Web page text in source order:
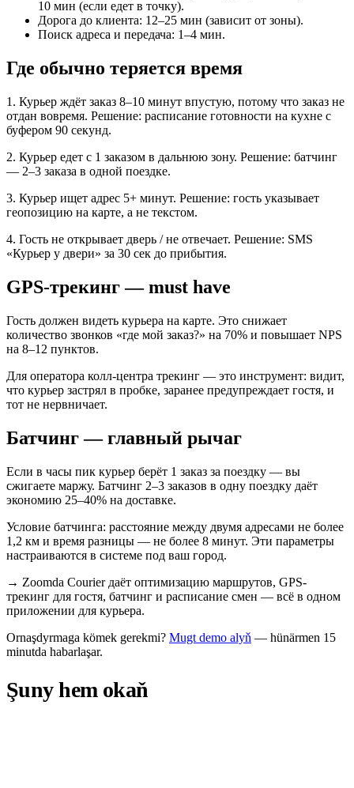
10 мин (если едет в точку).
Дорога до клиента: 12–25 мин (зависит от зоны).
Поиск адреса и передача: 1–4 мин.
Где обычно теряется время
1. Курьер ждёт заказ 8–10 минут впустую, потому что заказ не
отдан вовремя. Решение: расписание готовности на кухне с
буфером 90 секунд.
2. Курьер едет с 1 заказом в дальнюю зону. Решение: батчинг
— 2–3 заказа в одной поездке.
3. Курьер ищет адрес 5+ минут. Решение: гость указывает
геопозицию на карте, а не текстом.
4. Гость не открывает дверь / не отвечает. Решение: SMS
«Курьер у двери» за 30 сек до прибытия.
GPS-трекинг — must have
Гость должен видеть курьера на карте. Это снижает
количество звонков «где мой заказ?» на 70% и повышает NPS
на 8–12 пунктов.
Для оператора колл-центра трекинг — это инструмент: видит,
что курьер застрял в пробке, заранее предупреждает гостя, и
тот не нервничает.
Батчинг — главный рычаг
Если в часы пик курьер берёт 1 заказ за поездку — вы
сжигаете маржу. Батчинг 2–3 заказов в одну поездку даёт
экономию 25–40% на доставке.
Условие батчинга: расстояние между двумя адресами не более
1,2 км и время разницы — не более 8 минут. Эти параметры
настраиваются в системе под ваш город.
→ Zoomda Courier даёт оптимизацию маршрутов, GPS-
трекинг для гостя, батчинг и расписание смен — всё в одном
приложении для курьера.
Ornaşdyrmaga kömek gerekmi? Mugt demo alyň — hünärmen 15
minutda habarlaşar.
Şuny hem okaň